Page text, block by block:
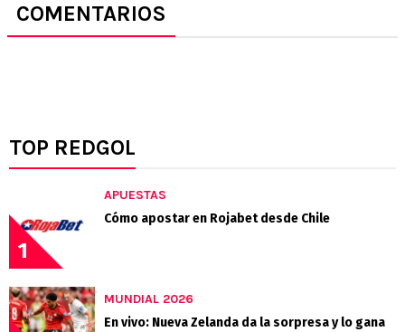
COMENTARIOS
TOP REDGOL
1
APUESTAS
Cómo apostar en Rojabet desde Chile
MUNDIAL 2026
En vivo: Nueva Zelanda da la sorpresa y lo gana